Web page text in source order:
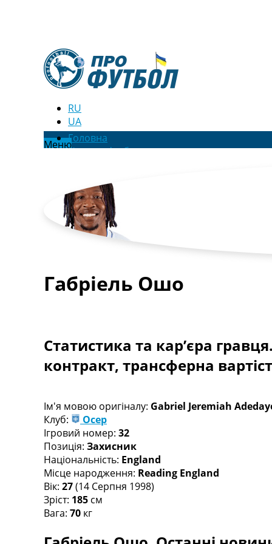
RU
UA
МенюГоловна
Новини футболу
Футбольні трансфери
Останні коментарі
Конкурс прогнозів
Логін
Рейтінги
Турніри
Англія. Прем’єр-Ліга
Іспанія. Ла Ліга
Ще Турніри >>>
Чемпіонат Світу. Турнирні таблиці
Таблиця УПЛ
Перша Ліга
Таблиця АПЛ
Таблиця Ла Ліги
Таблиця Ліги Чемпіонів
Всі таблиці >>>
Рейтинги
Рейтинг ФІФА
Габріель Ошо
Статистика та кар’єра
контракт, трансферна
Ім'я мовою оригіналу: Gabriel Jeremiah
Клуб:
Осер
Ігровий номер: 32
Позиція: Захисник
Національність: England
Місце народження: Reading England
Вік: 27(14 Серпня 1998)
Зріст: 185 см
Вага: 70 кг